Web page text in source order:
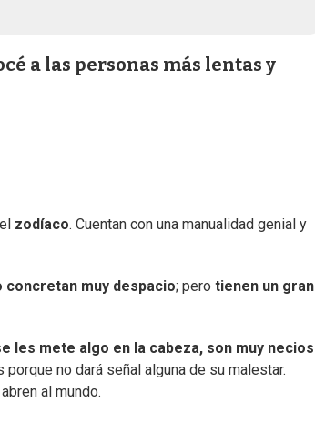
a las personas más lentas y
zodíaco. Cuentan con una manualidad genial y
concretan muy despacio; pero tienen un gran
les mete algo en la cabeza, son muy necios
no dará señal alguna de su malestar.
al mundo.